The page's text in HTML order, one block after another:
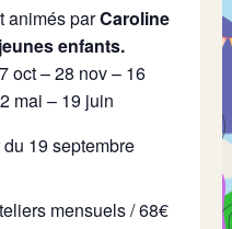
animés parCaroline
enfants.
oct – 28 nov – 16
mai – 19 juin
19 septembre
mensuels / 68€